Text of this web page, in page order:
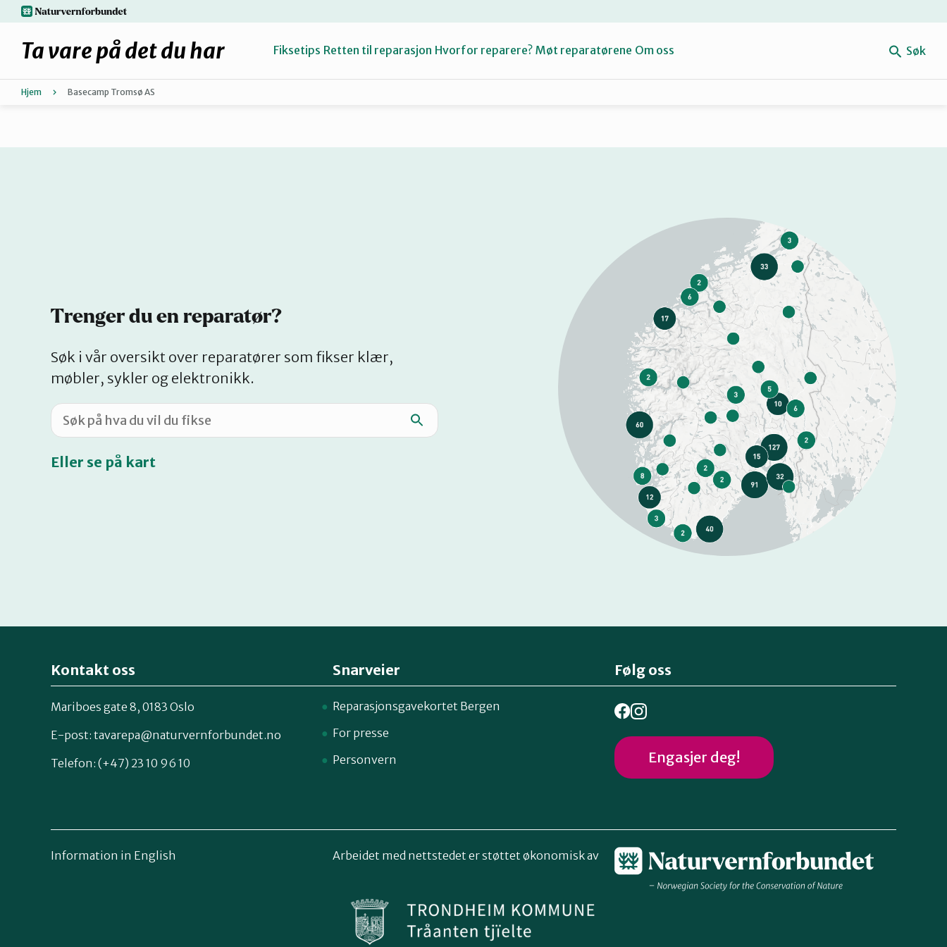
Hopp
til
hovedinnhold
Retten til reparasjon
naturvernforbundet.no
Ta vare på det du har Fiksetips Retten til reparasjon Hvorfor reparere? Møt reparatørene Om oss Søk
Hjem Basecamp Tromsø AS
Trenger du en reparatør?
Søk i vår oversikt over reparatører som fikser klær,
møbler, sykler og elektronikk.
Eller se på kart
Kontakt oss
Mariboes gate 8, 0183 Oslo
E-post: tavarepa@naturvernforbundet.no
Telefon: (+47) 23 10 96 10
Snarveier
Reparasjonsgavekortet Bergen
For presse
Personvern
Følg oss
Engasjer deg!
Information in English Arbeidet med nettstedet er støttet økonomisk av